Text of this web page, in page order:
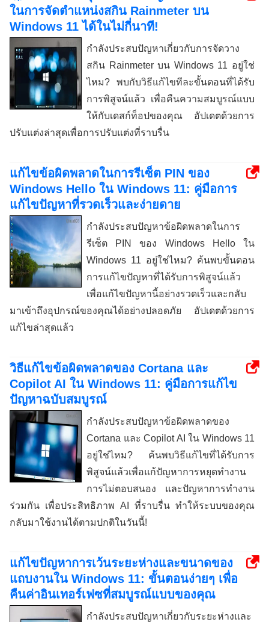
ในการจัดตำแหน่งสกิน Rainmeter บน
Windows 11 ได้ในไม่กี่นาที!
กำลังประสบปัญหาเกี่ยวกับการจัดวาง
สกิน Rainmeter บน Windows 11 อยู่ใช่
ไหม? พบกับวิธีแก้ไขทีละขั้นตอนที่ได้รับ
การพิสูจน์แล้ว เพื่อคืนความสมบูรณ์แบบ
ให้กับเดสก์ท็อปของคุณ อัปเดตด้วยการ
ปรับแต่งล่าสุดเพื่อการปรับแต่งที่ราบรื่น
แก้ไขข้อผิดพลาดในการรีเซ็ต PIN ของ
Windows Hello ใน Windows 11: คู่มือการ
แก้ไขปัญหาที่รวดเร็วและง่ายดาย
กำลังประสบปัญหาข้อผิดพลาดในการ
รีเซ็ต PIN ของ Windows Hello ใน
Windows 11 อยู่ใช่ไหม? ค้นพบขั้นตอน
การแก้ไขปัญหาที่ได้รับการพิสูจน์แล้ว
เพื่อแก้ไขปัญหานี้อย่างรวดเร็วและกลับ
มาเข้าถึงอุปกรณ์ของคุณได้อย่างปลอดภัย อัปเดตด้วยการ
แก้ไขล่าสุดแล้ว
วิธีแก้ไขข้อผิดพลาดของ Cortana และ
Copilot AI ใน Windows 11: คู่มือการแก้ไข
ปัญหาฉบับสมบูรณ์
กำลังประสบปัญหาข้อผิดพลาดของ
Cortana และ Copilot AI ใน Windows 11
อยู่ใช่ไหม? ค้นพบวิธีแก้ไขที่ได้รับการ
พิสูจน์แล้วเพื่อแก้ปัญหาการหยุดทำงาน
การไม่ตอบสนอง และปัญหาการทำงาน
ร่วมกัน เพื่อประสิทธิภาพ AI ที่ราบรื่น ทำให้ระบบของคุณ
กลับมาใช้งานได้ตามปกติในวันนี้!
แก้ไขปัญหาการเว้นระยะห่างและขนาดของ
แถบงานใน Windows 11: ขั้นตอนง่ายๆ เพื่อ
คืนค่าอินเทอร์เฟซที่สมบูรณ์แบบของคุณ
กำลังประสบปัญหาเกี่ยวกับระยะห่างและ